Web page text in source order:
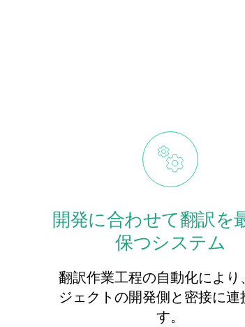
開発に合わせて翻訳を
保つシステム
翻訳作業工程の自動化により
ジェクトの開発側と密接に連
す。